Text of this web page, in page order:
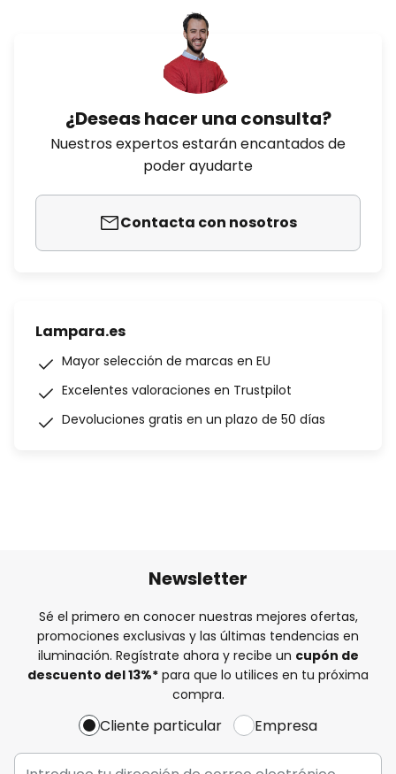
¿Deseas hacer una consulta?
Nuestros expertos estarán encantados de
poder ayudarte
Contacta con nosotros
Lampara.es
Mayor selección de marcas en EU
Excelentes valoraciones en Trustpilot
Devoluciones gratis en un plazo de 50 días
Newsletter
Sé el primero en conocer nuestras mejores ofertas,
promociones exclusivas y las últimas tendencias en
iluminación. Regístrate ahora y recibe un cupón de
descuento del13%* para que lo utilices en tu próxima
compra.
Cliente particular Empresa